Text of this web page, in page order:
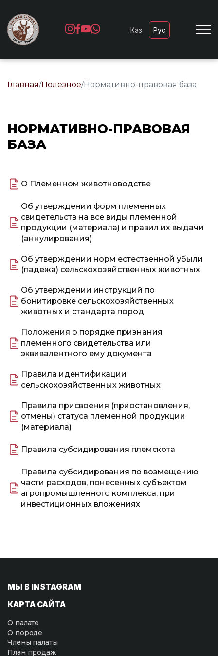
Каз Рус
Главная/Полезное/Нормативно-правовая база
НОРМАТИВНО-ПРАВОВАЯ
БАЗА
О Племенном животноводстве
Об утверждении форм племенных
свидетельств на все виды племенной
продукции (материала) и правил их выдачи
(аннулирования)
Об утверждении норм естественной убыли
(падежа) сельскохозяйственных животных
Об утверждении инструкций по
бонитировке сельскохозяйственных
животных и стандарта пород
Положения о порядке признания
племенного свидетельства или
эквивалентного ему документа
Правила идентификации
сельскохозяйственных животных
Правила присвоения (приостановления,
отмены) статуса племенной продукции
(материала)
Правила субсидирования племскота
Правила субсидирования по возмещению
части расходов, понесенных субъектом
агропромышленного комплекса, при
инвестиционных вложениях
МЫ В INSTAGRAM
КАРТА САЙТА
О палате
О породе
Члены палаты
План продаж